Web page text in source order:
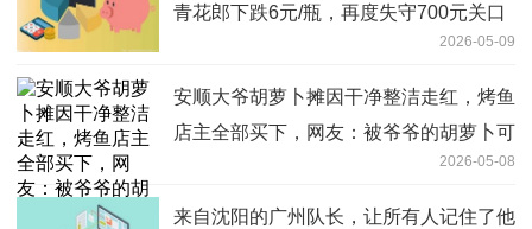
青花郎下跌6元/瓶，再度失守700元关口
2026-05-09
安顺大爷胡萝卜摊因干净整洁走红，烤鱼
店主全部买下，网友：被爷爷的胡萝卜可
2026-05-08
来自沈阳的广州队长，让所有人记住了他